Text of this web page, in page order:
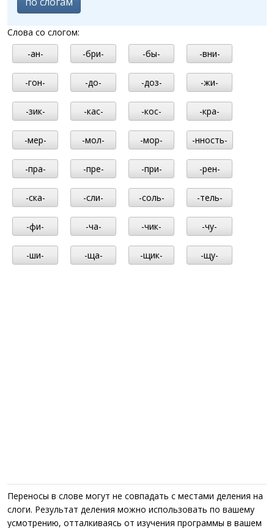
Слова со слогом:
-ан-
-бри- -бы- -вни-
-гон- -до- -доз- -жи-
-зик- -кас- -кос- -кра-
-мер- -мол- -мор- -нность-
-пра- -пре- -при- -рен-
-ска- -сли- -соль- -тель-
-фи- -ча- -чик- -чу-
-ши- -ща- -щик- -щу-
Переносы в слове могут не совпадать с местами деления на
слоги. Результат деления можно использовать по вашему
усмотрению, отталкиваясь от изучения программы в вашем